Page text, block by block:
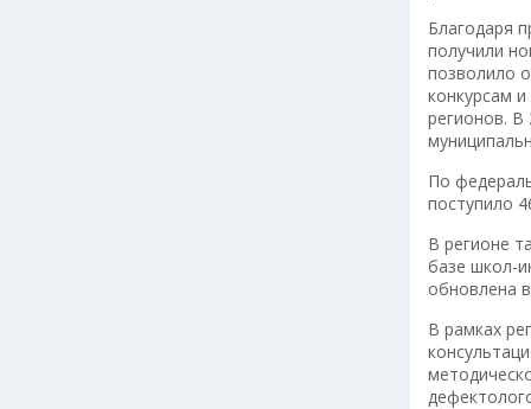
Благодаря
получили
позволило
конкурсам
регионов. В
По
поступило
В регионе
базе школ-
обновлена
В рамках